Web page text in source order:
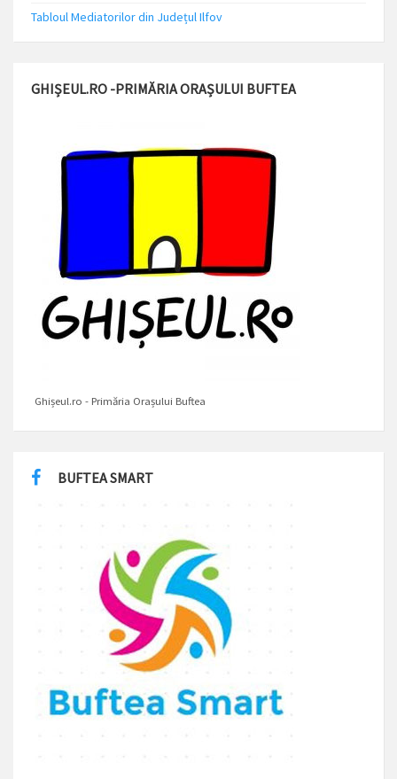
Tabloul Mediatorilor din Județul Ilfov
GHIȘEUL.RO -PRIMĂRIA ORAȘULUI BUFTEA
Ghișeul.ro - Primăria Orașului Buftea
BUFTEA SMART